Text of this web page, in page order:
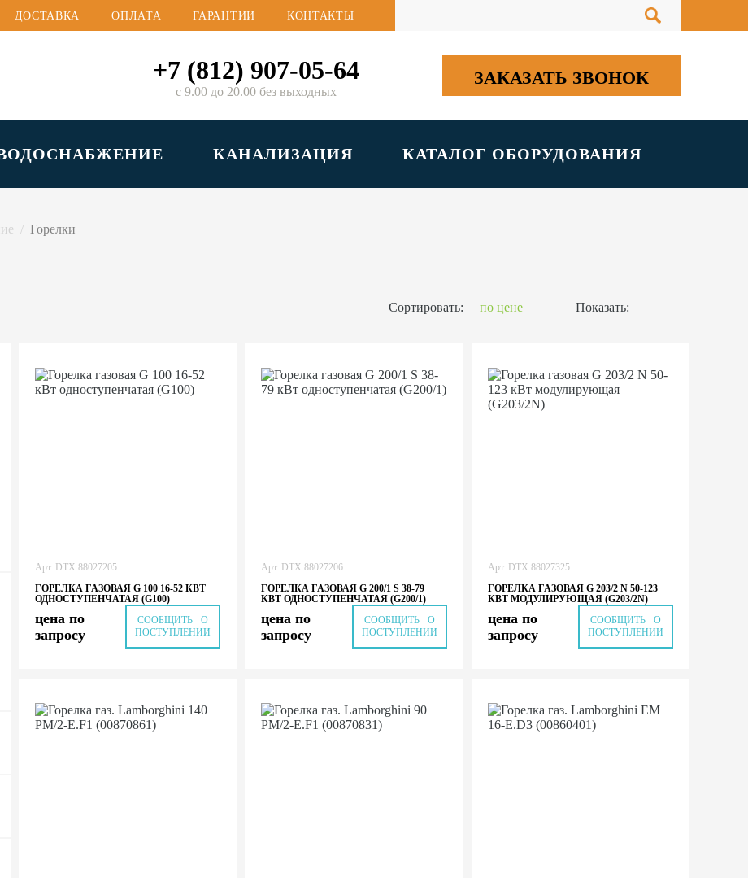
ДОСТАВКА ОПЛАТА ГАРАНТИИ КОНТАКТЫ
+7 (812) 907-05-64
с 9.00 до 20.00 без выходных
ЗАКАЗАТЬ ЗВОНОК
КАНАЛИЗАЦИЯ КАТАЛОГ ОБОРУДОВАНИЯ
Горелки
Сортировать: по цене Показать:
Арт. DTX 88027205
ГОРЕЛКА ГАЗОВАЯ G 100 16-52 КВТ
ОДНОСТУПЕНЧАТАЯ (G100)
цена по
запросу
СООБЩИТЬ О
ПОСТУПЛЕНИИ
Арт. DTX 88027206
ГОРЕЛКА ГАЗОВАЯ G 200/1 S 38-79
КВТ ОДНОСТУПЕНЧАТАЯ (G200/1)
цена по
запросу
СООБЩИТЬ О
ПОСТУПЛЕНИИ
Арт. DTX 88027325
ГОРЕЛКА ГАЗОВАЯ G 203/2 N 50-123
КВТ МОДУЛИРУЮЩАЯ (G203/2N)
цена по
запросу
СООБЩИТЬ О
ПОСТУПЛЕНИИ